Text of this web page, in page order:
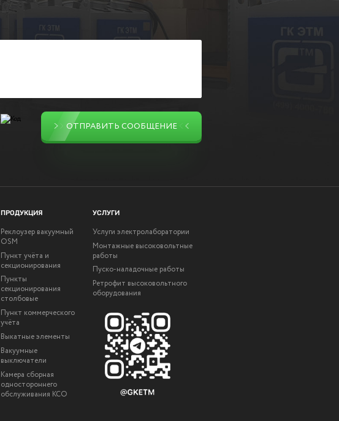
ОТПРАВИТЬ СООБЩЕНИЕ
ПРОДУКЦИЯ
Реклоузер вакуумный
OSM
Пункт учёта и
секционирования
Пункты
секционирования
столбовые
Пункт коммерческого
учёта
Выкатные элементы
Вакуумные
выключатели
Камера сборная
одностороннего
обслуживания КСО
УСЛУГИ
Услуги электролаборатории
Монтажные высоковольтные
работы
Пуско-наладочные работы
Ретрофит высоковольтного
оборудования